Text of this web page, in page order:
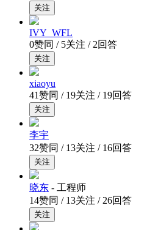
关注
IVY_WFL
0赞同 / 5关注 / 2回答
关注
xiaoyu
41赞同 / 19关注 / 19回答
关注
李宇
32赞同 / 13关注 / 16回答
关注
晓东 - 工程师
14赞同 / 13关注 / 26回答
关注